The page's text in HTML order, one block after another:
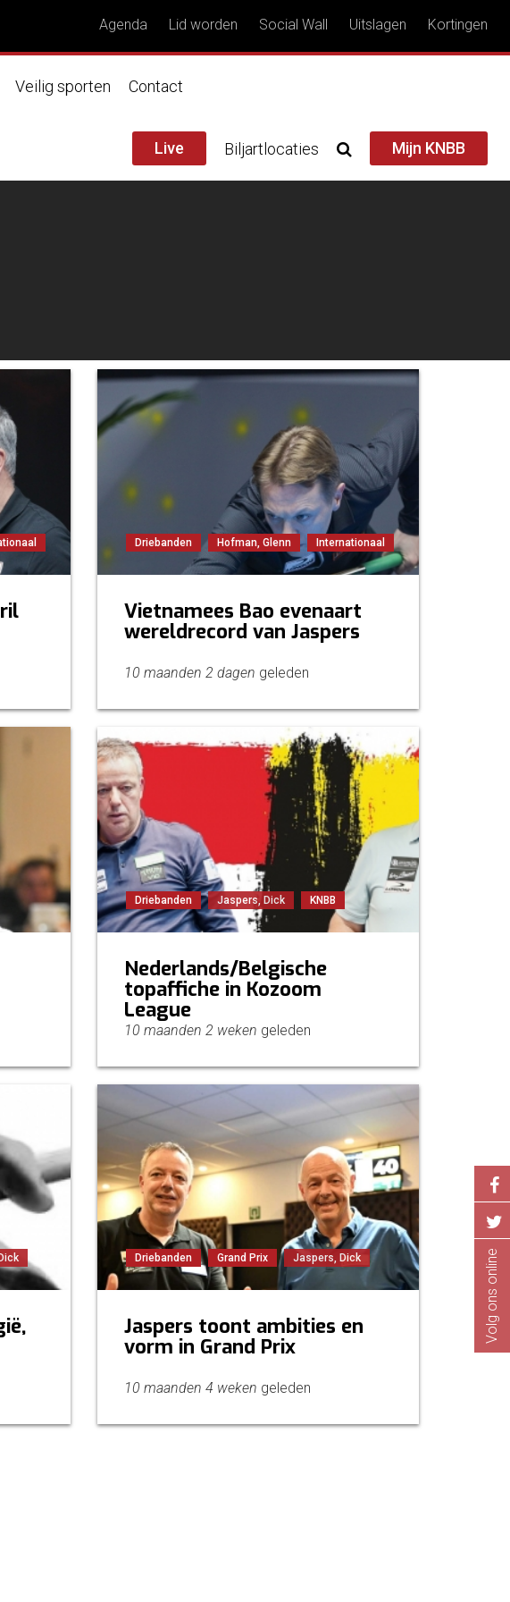
Agenda Lid worden Social Wall Uitslagen Kortingen
Veilig sporten Contact
Live Biljartlocaties Mijn KNBB
Driebanden Hofman, Glenn Internationaal
Vietnamees Bao evenaart
wereldrecord van Jaspers
10 maanden 2 dagen geleden
Driebanden Jaspers, Dick KNBB
Nederlands/Belgische
topaffiche in Kozoom
League
10 maanden 2 weken geleden
Driebanden Grand Prix Jaspers, Dick
Jaspers toont ambities en
vorm in Grand Prix
10 maanden 4 weken geleden
Volg ons online